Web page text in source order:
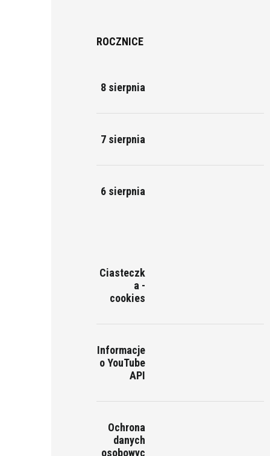
ROCZNICE
8 sierpnia
7 sierpnia
6 sierpnia
Ciasteczk
a -
cookies
Informacje
o YouTube
API
Ochrona
danych
osobowyc